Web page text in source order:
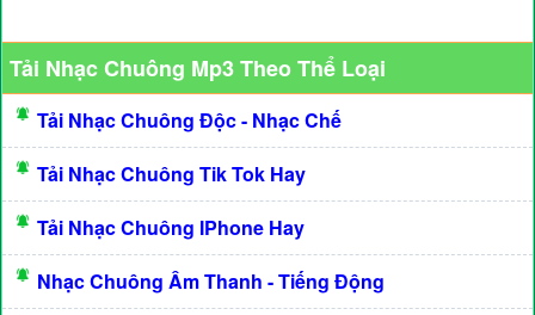
Tải Nhạc Chuông Mp3 Theo Thể Loại
Tải Nhạc Chuông Độc - Nhạc Chế
Tải Nhạc Chuông Tik Tok Hay
Tải Nhạc Chuông IPhone Hay
Nhạc Chuông Âm Thanh - Tiếng Động